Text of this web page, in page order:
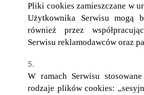
Pliki cookies zamieszczane w
Użytkownika Serwisu mogą
również przez
Serwisu reklamodawców oraz
W ramach Serwisu
rodzaje plików cookies: